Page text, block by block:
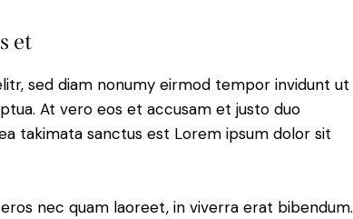
et
sed diam nonumy eirmod tempor invidunt ut
At vero eos et accusam et justo duo
takimata sanctus est Lorem ipsum dolor sit
nec quam laoreet, in viverra erat bibendum.